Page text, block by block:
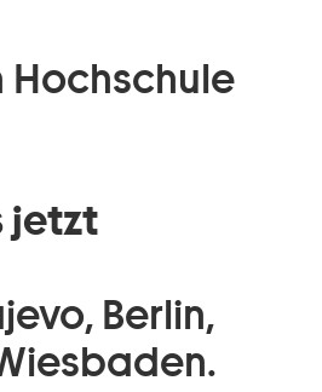
Hochschule
jetzt
Berlin,